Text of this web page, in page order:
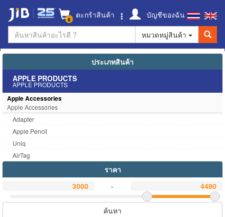
0 ตะกร้าสินค้า
บัญชีของฉัน
หมวดหมู่สินค้า
ประเภทสินค้า
APPLE PRODUCTS
APPLE PRODUCTS
Apple Accessories
Apple Accessories
Adapter
Apple Pencil
Uniq
AirTag
ราคา
-
ค้นหา